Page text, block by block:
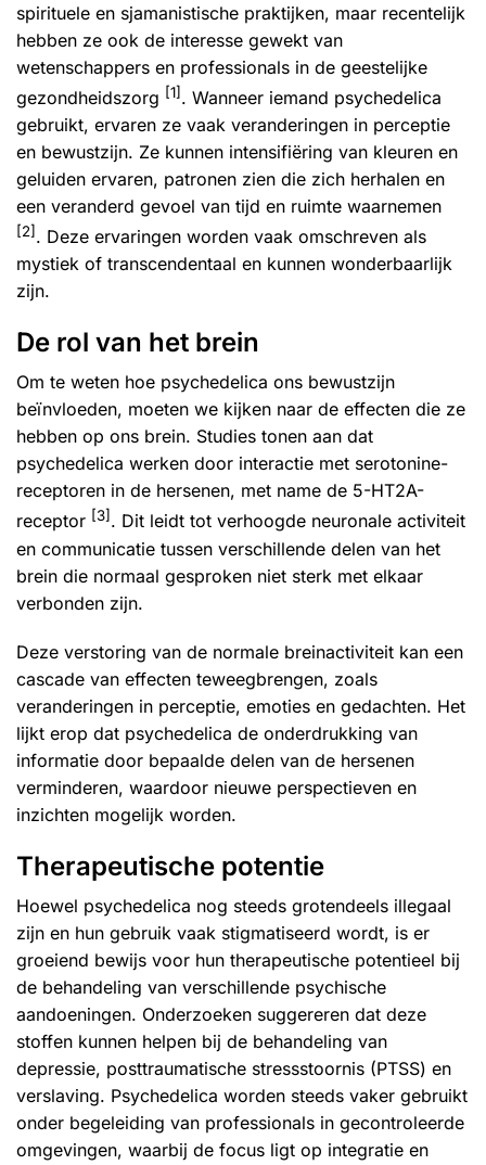
spirituele en sjamanistische praktijken, maar recentelijk
hebben ze ook de interesse gewekt van
wetenschappers en professionals in de geestelijke
gezondheidszorg [1]. Wanneer iemand psychedelica
gebruikt, ervaren ze vaak veranderingen in perceptie
en bewustzijn. Ze kunnen intensifiëring van kleuren en
geluiden ervaren, patronen zien die zich herhalen en
een veranderd gevoel van tijd en ruimte waarnemen
[2]. Deze ervaringen worden vaak omschreven als
mystiek of transcendentaal en kunnen wonderbaarlijk
zijn.
De rol van het brein
Om te weten hoe psychedelica ons bewustzijn
beïnvloeden, moeten we kijken naar de effecten die ze
hebben op ons brein. Studies tonen aan dat
psychedelica werken door interactie met serotonine-
receptoren in de hersenen, met name de 5-HT2A-
receptor [3]. Dit leidt tot verhoogde neuronale activiteit
en communicatie tussen verschillende delen van het
brein die normaal gesproken niet sterk met elkaar
verbonden zijn.
Deze verstoring van de normale breinactiviteit kan een
cascade van effecten teweegbrengen, zoals
veranderingen in perceptie, emoties en gedachten. Het
lijkt erop dat psychedelica de onderdrukking van
informatie door bepaalde delen van de hersenen
verminderen, waardoor nieuwe perspectieven en
inzichten mogelijk worden.
Therapeutische potentie
Hoewel psychedelica nog steeds grotendeels illegaal
zijn en hun gebruik vaak stigmatiseerd wordt, is er
groeiend bewijs voor hun therapeutische potentieel bij
de behandeling van verschillende psychische
aandoeningen. Onderzoeken suggereren dat deze
stoffen kunnen helpen bij de behandeling van
depressie, posttraumatische stressstoornis (PTSS) en
verslaving. Psychedelica worden steeds vaker gebruikt
onder begeleiding van professionals in gecontroleerde
omgevingen, waarbij de focus ligt op integratie en